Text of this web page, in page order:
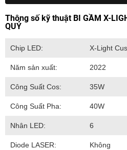
Thông số kỹ thuật BI GẦM X-
QUỶ
Chip LED: X-Light
Năm sản xuất: 2022
Công Suất Cos: 35W
Công Suất Pha: 40W
Nhân LED: 6
Diode LASER: Không